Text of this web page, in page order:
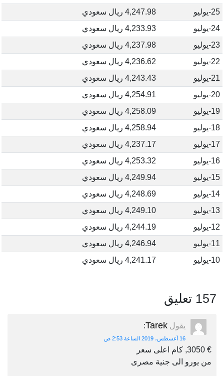
25-يوليو
4,247.98 ريال سعودي
24-يوليو
4,233.93 ريال سعودي
23-يوليو
4,237.98 ريال سعودي
22-يوليو
4,236.62 ريال سعودي
21-يوليو
4,243.43 ريال سعودي
20-يوليو
4,254.91 ريال سعودي
19-يوليو
4,258.09 ريال سعودي
18-يوليو
4,258.94 ريال سعودي
17-يوليو
4,237.17 ريال سعودي
16-يوليو
4,253.32 ريال سعودي
15-يوليو
4,249.94 ريال سعودي
14-يوليو
4,248.69 ريال سعودي
13-يوليو
4,249.10 ريال سعودي
12-يوليو
4,244.19 ريال سعودي
11-يوليو
4,246.94 ريال سعودي
10-يوليو
4,241.17 ريال سعودي
157 تعليق
يقول Tarek
:
16 أغسطس، 2019 الساعة 2:53 ص
€ 3050, كام اعلى سعر
من يورو الى جنية مصرى